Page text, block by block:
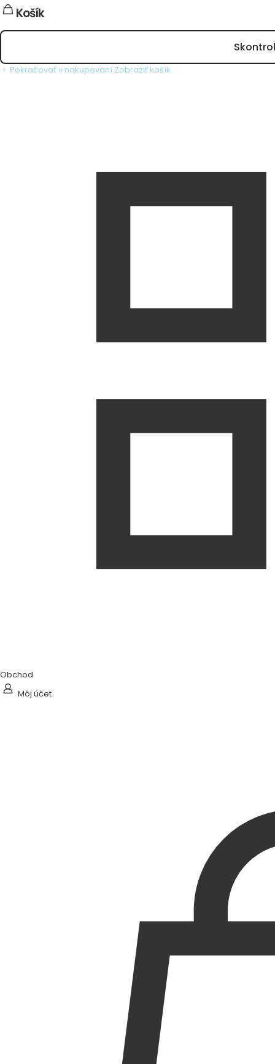
Košík
Pokračovať v nakupovaní Zobraziť košík
Obchod
Môj účet